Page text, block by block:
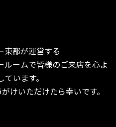
東都が運営する
ルームで皆様のご来店を心よ
います。
けいただけたら幸いです。